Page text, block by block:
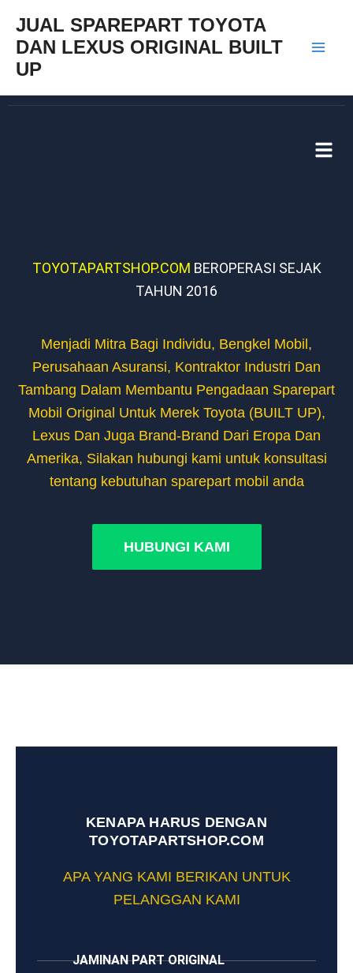
content
JUAL SPAREPART TOYOTA
DAN LEXUS ORIGINAL BUILT
UP
TOYOTAPARTSHOP.COM BEROPERASI SEJAK
TAHUN 2016
Menjadi Mitra Bagi Individu, Bengkel Mobil,
Perusahaan Asuransi, Kontraktor Industri Dan
Tambang Dalam Membantu Pengadaan Sparepart
Mobil Original Untuk Merek Toyota (BUILT UP),
Lexus Dan Juga Brand-Brand Dari Eropa Dan
Amerika, Silakan hubungi kami untuk konsultasi
tentang kebutuhan sparepart mobil anda
HUBUNGI KAMI
KENAPA HARUS DENGAN
TOYOTAPARTSHOP.COM
APA YANG KAMI BERIKAN UNTUK
PELANGGAN KAMI
JAMINAN PART ORIGINAL